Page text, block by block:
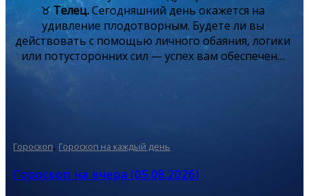
♉Телец.Сегодняшний день окажется на
удивление плодотворным. Будете ли вы
действовать с помощью личного обаяния, логики
или потусторонних сил — успех вам обеспечен…
Гороскоп, Гороскоп на каждый день
Гороскоп на вчера (05.08.2026)